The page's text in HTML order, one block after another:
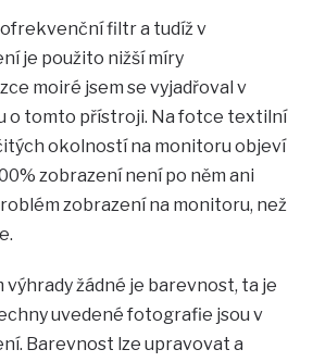
filtr a tudíž v
je použito nižší míry
moiré jsem se vyjadřoval v
o tomto přístroji. Na fotce textilní
okolností na monitoru objeví
zobrazení není po něm ani
zobrazení na monitoru, než
výhrady žádné je barevnost, ta je
uvedené fotografie jsou v
Barevnost lze upravovat a